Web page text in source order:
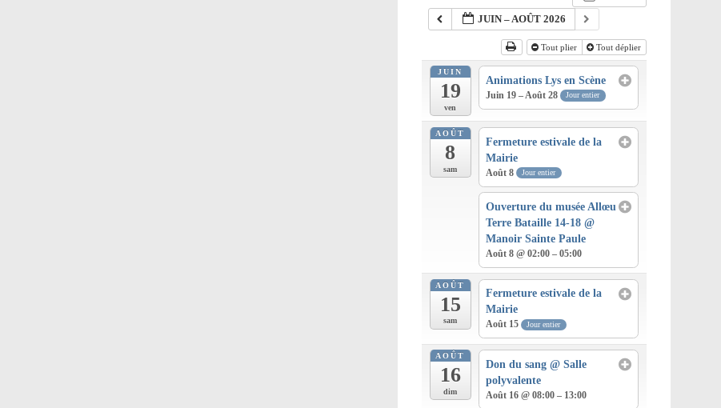
JUIN – AOÛT 2026
Tout plier Tout déplier
JUIN
19
ven
Animations Lys en Scène
Juin 19 – Août 28 Jour entier
AOÛT
8
sam
Fermeture estivale de la
Mairie
Août 8 Jour entier
Ouverture du musée Allœu
Terre Bataille 14-18@
Manoir Sainte Paule
Août 8 @ 02:00 – 05:00
AOÛT
15
sam
Fermeture estivale de la
Mairie
Août 15 Jour entier
AOÛT
16
dim
Don du sang@ Salle
polyvalente
Août 16 @ 08:00 – 13:00